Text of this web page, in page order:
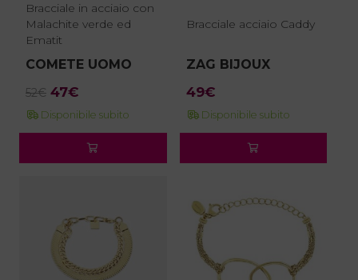
Bracciale in acciaio con
Malachite verde ed
Ematit
COMETE UOMO
52€ Il
prezzo
52€.
47€
prezzo
è:
47€.
Disponibile subito
Bracciale acciaio Caddy
ZAG BIJOUX
49€
Disponibile subito